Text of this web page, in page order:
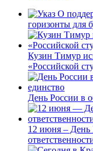
горизонты для
Кузин Тимур
«Российской
День России в
12 июня – День